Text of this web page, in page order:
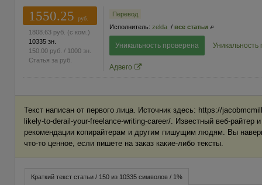
1550.25
руб.
1808.63 руб. (с ком.)
10335 зн.
150.00 руб. / 1000 зн.
Статья за руб.
Перевод
Исполнитель: zelda / все статьи
Уникальность проверена Уникальность
Адвего
Текст написан от первого лица. Источник здесь: https://
likely-to-derail-your-freelance-writing-career/. Известный веб-райтер
рекомендации копирайтерам и другим пишущим людям. Вы
что-то ценное, если пишете на заказ какие-либо тексты.
Краткий текст статьи / 150 из 10335 символов / 1%